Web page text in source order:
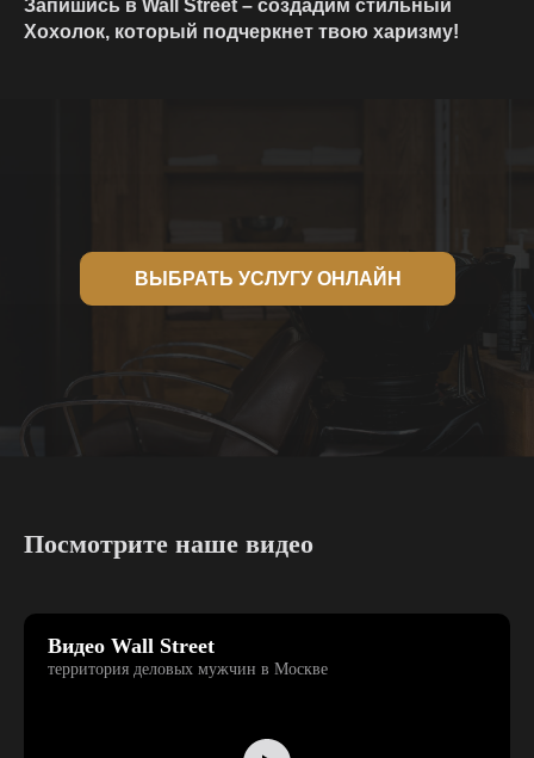
Запишись в Wall Street – создадим стильный
Хохолок, который подчеркнет твою харизму!
ВЫБРАТЬ УСЛУГУ ОНЛАЙН
Посмотрите наше видео
Видео Wall Street
территория деловых мужчин в Москве